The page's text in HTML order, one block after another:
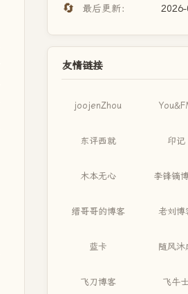
🔄 最后更新：
友情链接
joojenZhou
东评西就 印记
木本无心 李锋镝
缙哥哥的博客 老刘博
蓝卡 随风沐
飞刀博客 飞牛